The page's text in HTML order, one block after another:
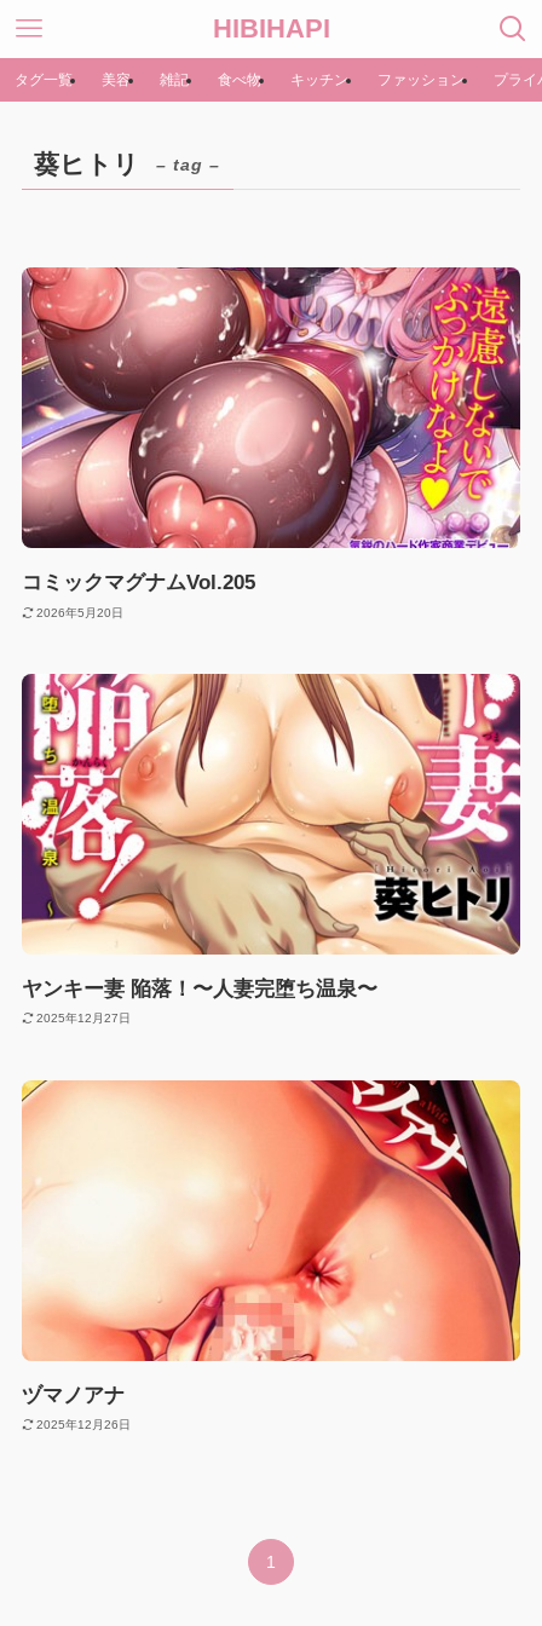
HIBIHAPI
タグ一覧 美容 雑記 食べ物 キッチン ファッション プライ
葵ヒトリ – tag –
コミックマグナムVol.205
2026年5月20日
ヤンキー妻 陥落！〜人妻完堕ち温泉〜
2025年12月27日
ヅマノアナ
2025年12月26日
1